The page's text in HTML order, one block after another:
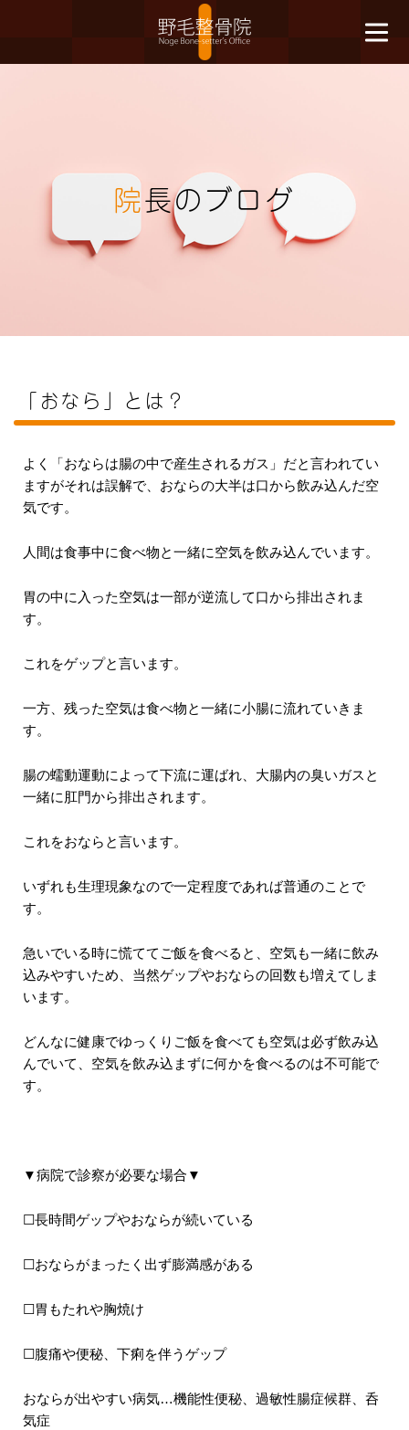
院長のブログ
「おなら」とは？
よく「おならは腸の中で産生されるガス」だと言われてい
ますがそれは誤解で、おならの大半は口から飲み込んだ空
気です。
人間は食事中に食べ物と一緒に空気を飲み込んでいます。
胃の中に入った空気は一部が逆流して口から排出されま
す。
これをゲップと言います。
一方、残った空気は食べ物と一緒に小腸に流れていきま
す。
腸の蠕動運動によって下流に運ばれ、大腸内の臭いガスと
一緒に肛門から排出されます。
これをおならと言います。
いずれも生理現象なので一定程度であれば普通のことで
す。
急いでいる時に慌ててご飯を食べると、空気も一緒に飲み
込みやすいため、当然ゲップやおならの回数も増えてしま
います。
どんなに健康でゆっくりご飯を食べても空気は必ず飲み込
んでいて、空気を飲み込まずに何かを食べるのは不可能で
す。
▼病院で診察が必要な場合▼
☐長時間ゲップやおならが続いている
☐おならがまったく出ず膨満感がある
☐胃もたれや胸焼け
☐腹痛や便秘、下痢を伴うゲップ
おならが出やすい病気…機能性便秘、過敏性腸症候群、呑
気症